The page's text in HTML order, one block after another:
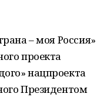
– моя Россия»
проекта
нацпроекта
Президентом